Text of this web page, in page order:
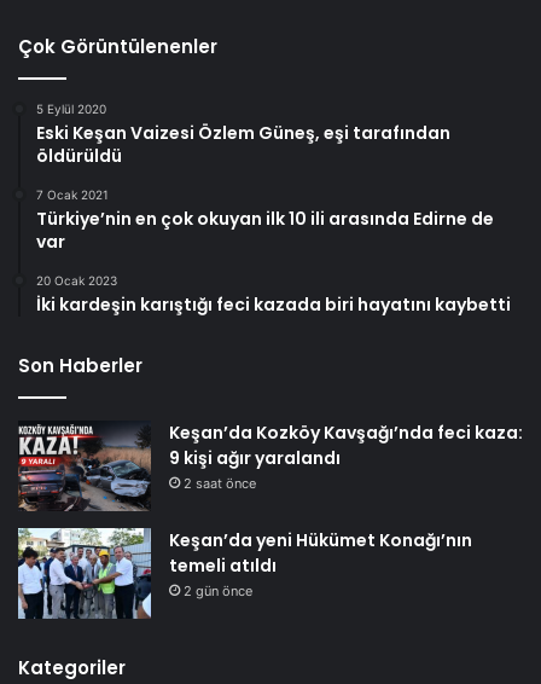
Çok Görüntülenenler
5 Eylül 2020
Eski Keşan Vaizesi Özlem Güneş, eşi tarafından
öldürüldü
7 Ocak 2021
Türkiye’nin en çok okuyan ilk 10 ili arasında Edirne de
var
20 Ocak 2023
İki kardeşin karıştığı feci kazada biri hayatını kaybetti
Son Haberler
Keşan’da Kozköy Kavşağı’nda feci kaza:
9 kişi ağır yaralandı
2 saat önce
Keşan’da yeni Hükümet Konağı’nın
temeli atıldı
2 gün önce
Kategoriler